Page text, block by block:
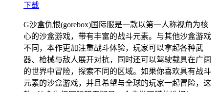
下载
G沙盒仇恨(gorebox)国际服是一款以第一人称视角为核
心的沙盒游戏，带有丰富的战斗元素。与其他沙盒游戏
不同，本作更加注重战斗体验，玩家可以拿起各种武
器、枪械与敌人展开对抗，同时还可以驾驶载具在广阔
的世界中冒险，探索不同的区域。如果你喜欢具有战斗
元素的沙盒游戏，并且希望与全球的玩家一起冒险，这